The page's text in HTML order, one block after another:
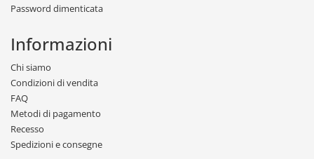
Password dimenticata
Informazioni
Chi siamo
Condizioni di vendita
FAQ
Metodi di pagamento
Recesso
Spedizioni e consegne